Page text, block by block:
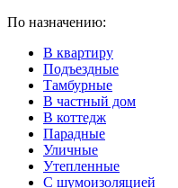
По назначению:
В квартиру
Подъездные
Тамбурные
В частный дом
В коттедж
Парадные
Уличные
Утепленные
C шумоизоляцией